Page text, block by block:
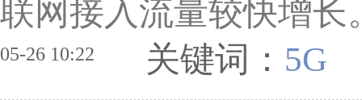
联网接入流量较快增长
05-26 10:22 关键词： 5G